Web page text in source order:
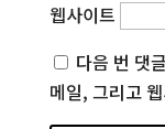
웹사이트
다음 번 댓
메일, 그리고